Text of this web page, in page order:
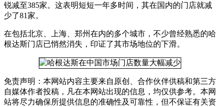
锐减至385家。这表明短短一年多时间，其在国内的门店就减
少了81家。
在包括北京、上海、郑州在内的多个城市，不少曾经熟悉的哈
根达斯门店已悄然消失，印证了其市场地位的下滑。
免责声明：本网站内容主要来自原创、合作伙伴供稿和第三方
自媒体作者投稿，凡在本网站出现的信息，均仅供参考。本网
站将尽力确保所提供信息的准确性及可靠性，但不保证有关资